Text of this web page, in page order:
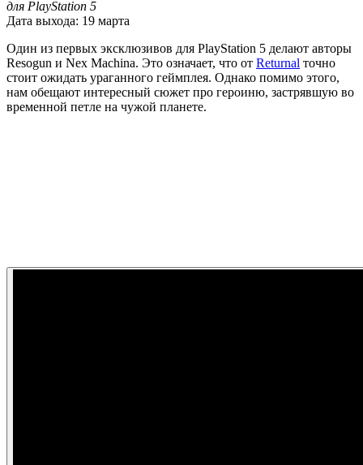
для PlayStation 5
Дата выхода: 19 марта
Один из первых эксклюзивов для PlayStation 5 делают авторы
Resogun и Nex Machina. Это означает, что от Returnal точно
стоит ожидать ураганного геймплея. Однако помимо этого,
нам обещают интересный сюжет про героиню, застрявшую во
временной петле на чужой планете.